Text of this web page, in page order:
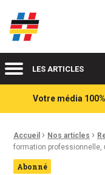
Acteurs du franco-
MenuLES ARTICLES
Votre média
Fil d'Ariane :
Accueil › Nos articles ›
formation professionnelle,
Abonné